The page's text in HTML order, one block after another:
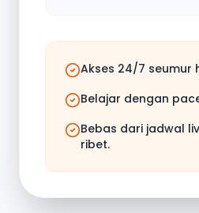
Akses 24/7 seumur
Belajar dengan
Bebas dari jadwal
ribet.